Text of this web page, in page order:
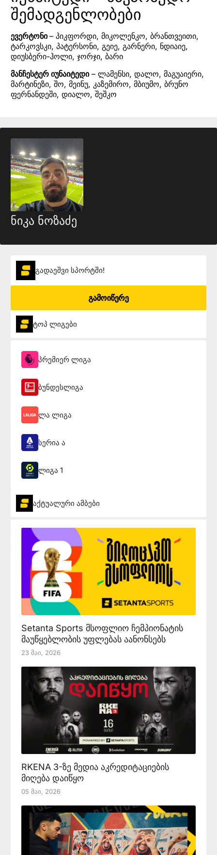
შემადგენლობები
ევერტონი– პიკფორდი, მიკოლენკო, ბრანთვეითი,
ტარკოვსკი, პატერსონი, გეიე, გარნერი, ნდიაიე,
დიუსბერი-ჰოლი, ჯორჯი, ბარი
მანჩესტერ იუნაიტედი– ლამენსი, დალო, მაგუაიერი,
მარტინეზი, შო, მეინუ, კაზემირო, მბიუმო, ბრუნო
ფერნანდეში, დიალო, შეშკო
ნიკა ნოზაძე
გადაეშვი სპორტში!
გამოიწერე
ტოპ ლიგები
პრემიერ ლიგა
ბუნდესლიგა
ლა ლიგა
სერია ა
ლიგა 1
აქტუალური ამბები
Setanta Sports მსოფლიო ჩემპიონატის
მაუწყებლობის უფლებას აანონსებს
23 Მაი, 2026
RKENA 3-ზე მედია აკრედიტაციების
მიღება დაიწყო
05 Მაი, 2026